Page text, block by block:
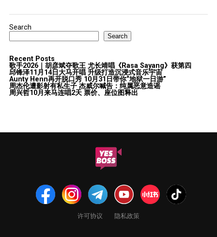
Search
Search
Recent Posts
歌手2026｜胡彦斌夺歌王 尤长靖唱《Rasa Sayang》获第四
邱锋泽11月14日大马开唱 升级打造沉浸式音乐宇宙
Aunty Henn再开脱口秀 10月31日带你“地狱一日游”
周杰伦遭影射有私生子 杰威尔喊告：纯属恶意造谣
周兴哲10月来马连唱2天 票价、座位图释出
许可协议 隐私政策